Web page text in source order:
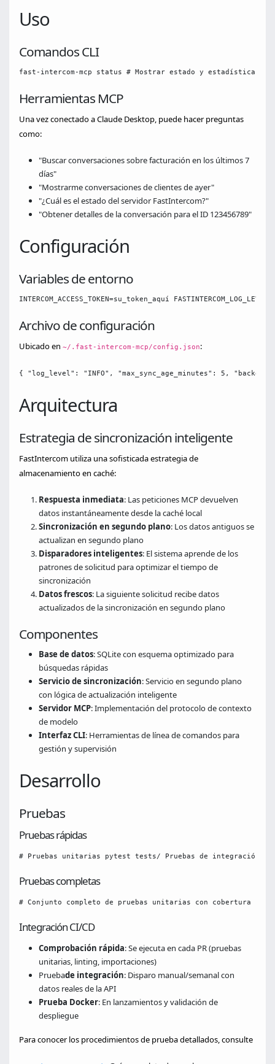
Uso
Comandos CLI
fast-intercom-mcp status # Mostrar estado y estadísticas
Herramientas MCP
Una vez conectado a Claude Desktop, puede hacer preguntas
como:
"Buscar conversaciones sobre facturación en los últimos 7
días"
"Mostrarme conversaciones de clientes de ayer"
"¿Cuál es el estado del servidor FastIntercom?"
"Obtener detalles de la conversación para el ID 123456789"
Configuración
Variables de entorno
INTERCOM_ACCESS_TOKEN=su_token_aquí
Archivo de configuración
Ubicado en ~/.fast-intercom-mcp/config.json:
{ "log_level": "INFO", "max_sync_age_minutes": 5,
Arquitectura
Estrategia de sincronización inteligente
FastIntercom utiliza una sofisticada estrategia de
almacenamiento en caché:
Respuesta inmediata: Las peticiones MCP devuelven
datos instantáneamente desde la caché local
Sincronización en segundo plano: Los datos antiguos se
actualizan en segundo plano
Disparadores inteligentes: El sistema aprende de los
patrones de solicitud para optimizar el tiempo de
sincronización
Datos frescos: La siguiente solicitud recibe datos
actualizados de la sincronización en segundo plano
Componentes
Base de datos: SQLite con esquema optimizado para
búsquedas rápidas
Servicio de sincronización: Servicio en segundo plano
con lógica de actualización inteligente
Servidor MCP: Implementación del protocolo de contexto
de modelo
Interfaz CLI: Herramientas de línea de comandos para
gestión y supervisión
Desarrollo
Pruebas
Pruebas rápidas
# Pruebas unitarias pytest tests/ Pruebas de integración
Pruebas completas
# Conjunto completo de pruebas unitarias con cobertura
Integración CI/CD
Comprobación rápida: Se ejecuta en cada PR (pruebas
unitarias, linting, importaciones)
Pruebade integración: Disparo manual/semanal con
datos reales de la API
Prueba Docker: En lanzamientos y validación de
despliegue
Para conocer los procedimientos de prueba detallados, consulte